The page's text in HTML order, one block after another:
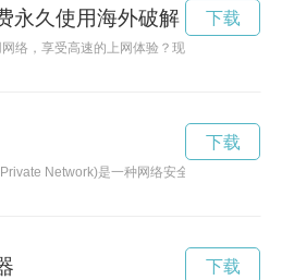
永久使用海外破解
络，享受高速的上网体验？现在，加速器免
下载
Network)是一种网络安全工具，通过它
下载
下载